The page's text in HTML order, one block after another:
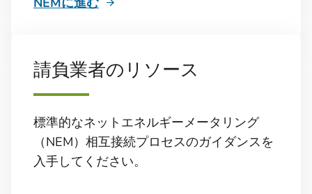
請負業者のリソース
標準的なネットエネルギーメータリング
（NEM）相互接続プロセスのガイダンスを
入手してください。